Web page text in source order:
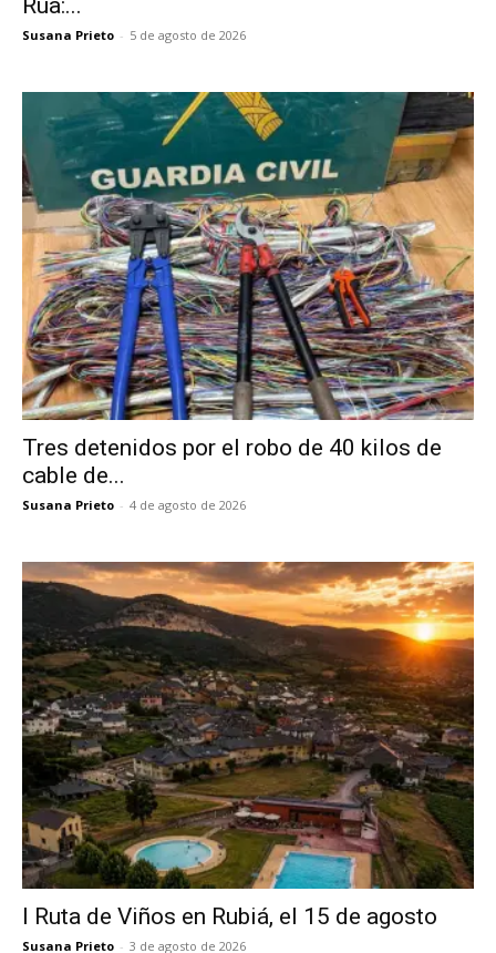
Susana Prieto - 5 de agosto de 2026
Tres detenidos por el robo de 40 kilos de
cable de...
Susana Prieto - 4 de agosto de 2026
I Ruta de Viños en Rubiá, el 15 de agosto
Susana Prieto - 3 de agosto de 2026